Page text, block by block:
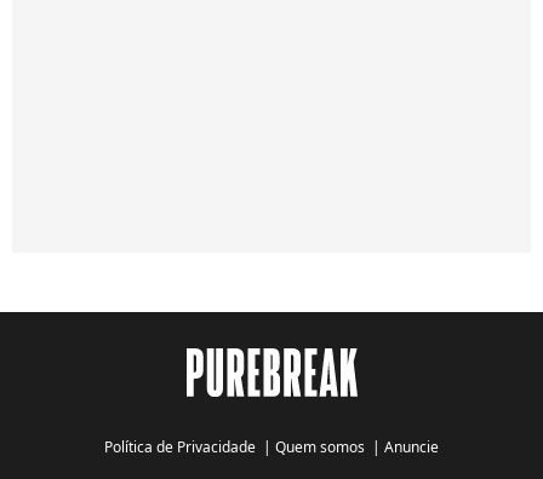
Política de Privacidade | Quem somos | Anuncie